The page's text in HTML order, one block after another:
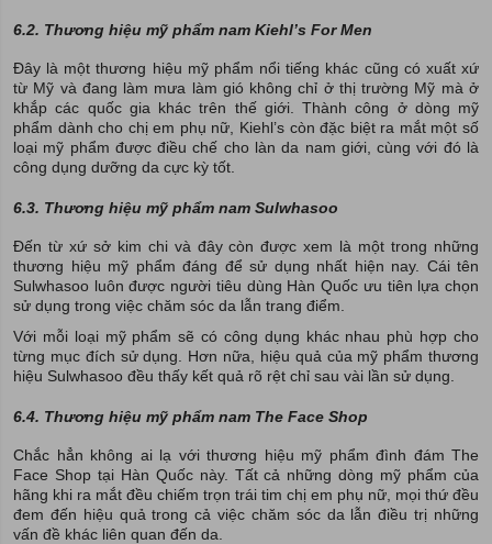
6.2. Thương hiệu mỹ phẩm nam Kiehl’s For Men
Đây là một thương hiệu mỹ phẩm nổi tiếng khác cũng có xuất xứ
từ Mỹ và đang làm mưa làm gió không chỉ ở thị trường Mỹ mà ở
khắp các quốc gia khác trên thế giới. Thành công ở dòng mỹ
phẩm dành cho chị em phụ nữ, Kiehl’s còn đặc biệt ra mắt một số
loại mỹ phẩm được điều chế cho làn da nam giới, cùng với đó là
công dụng dưỡng da cực kỳ tốt.
6.3. Thương hiệu mỹ phẩm nam Sulwhasoo
Đến từ xứ sở kim chi và đây còn được xem là một trong những
thương hiệu mỹ phẩm đáng để sử dụng nhất hiện nay. Cái tên
Sulwhasoo luôn được người tiêu dùng Hàn Quốc ưu tiên lựa chọn
sử dụng trong việc chăm sóc da lẫn trang điểm.
Với mỗi loại mỹ phẩm sẽ có công dụng khác nhau phù hợp cho
từng mục đích sử dụng. Hơn nữa, hiệu quả của mỹ phẩm thương
hiệu Sulwhasoo đều thấy kết quả rõ rệt chỉ sau vài lần sử dụng.
6.4. Thương hiệu mỹ phẩm nam The Face Shop
Chắc hẳn không ai lạ với thương hiệu mỹ phẩm đình đám The
Face Shop tại Hàn Quốc này. Tất cả những dòng mỹ phẩm của
hãng khi ra mắt đều chiếm trọn trái tim chị em phụ nữ, mọi thứ đều
đem đến hiệu quả trong cả việc chăm sóc da lẫn điều trị những
vấn đề khác liên quan đến da.